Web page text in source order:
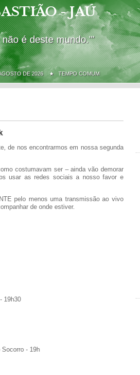
- JAÚ
é deste mundo.'"
AGOSTO DE 2026 ★ TEMPO COMUM
de nos encontrarmos em nossa segunda
costumavam ser – ainda vão demorar
usar as redes sociais a nosso favor e
pelo menos uma transmissão ao vivo
de onde estiver.
19h30
- 19h